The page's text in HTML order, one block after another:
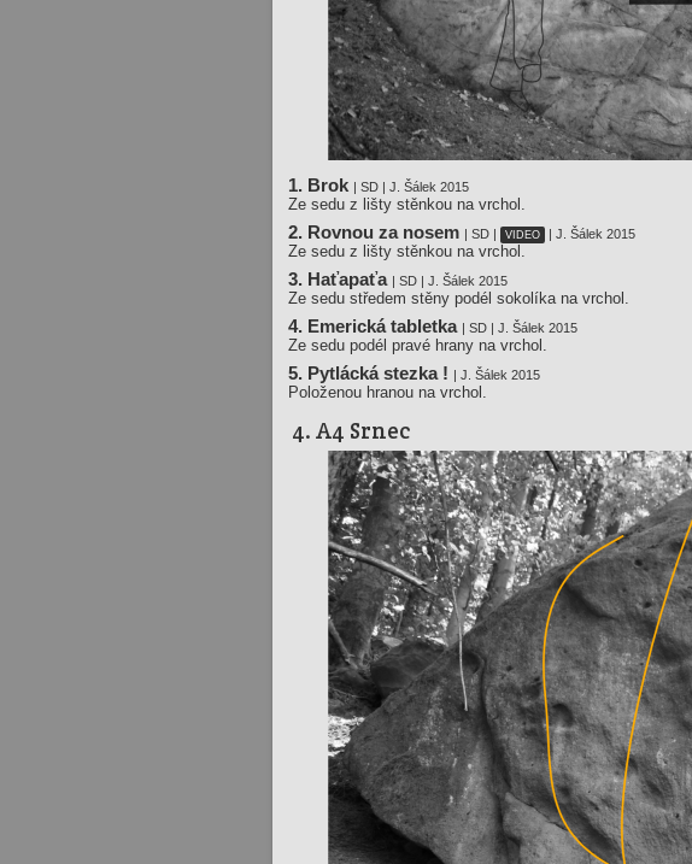
1. Brok | SD | J. Šálek 2015
Ze sedu z lišty stěnkou na vrchol.
2. Rovnou za nosem | SD | VIDEO | J. Šálek 2015
Ze sedu z lišty stěnkou na vrchol.
3. Haťapaťa | SD | J. Šálek 2015
Ze sedu středem stěny podél sokolíka na vrchol.
4. Emerická tabletka | SD | J. Šálek 2015
Ze sedu podél pravé hrany na vrchol.
5. Pytlácká stezka ! | J. Šálek 2015
Položenou hranou na vrchol.
4. A4 Srnec